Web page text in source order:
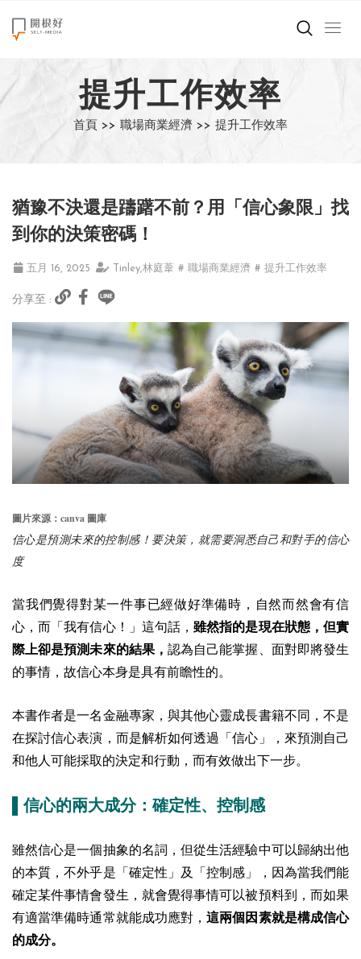
來點正能量
世界在想什麼
創造美好生活
職場商業經濟
影片專區
關於我們
提升工作效率
首頁 >> 職場商業經濟 >> 提升工作效率
猶豫不決還是躊躇不前？用「信心象限」找
到你的決策密碼！
五月 16, 2025 Tinley,林庭葦 # 職場商業經濟 # 提升工作效率
分享至 :
圖片來源： canva 圖庫
信心是預測未來的控制感！要決策，就需要洞悉自己和對手的信心
度
當我們覺得對某一件事已經做好準備時，自然而然會有信
心，而「我有信心！」這句話，雖然指的是現在狀態，但實
際上卻是預測未來的結果， 認為自己能掌握、面對即將發生
的事情，故信心本身是具有前瞻性的。
本書作者是一名金融專家，與其他心靈成長書籍不同，不是
在探討信心表演，而是解析如何透過「信心」，來預測自己
和他人可能採取的決定和行動，而有效做出下一步。
▌信心的兩大成分：確定性、控制感
雖然信心是一個抽象的名詞，但從生活經驗中可以歸納出他
的本質，不外乎是「確定性」及「控制感」，因為當我們能
確定某件事情會發生，就會覺得事情可以被預料到，而如果
有適當準備時通常就能成功應對，這兩個因素就是構成信心
的成分。